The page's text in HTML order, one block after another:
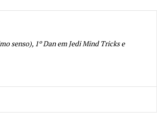
senso), 1º Dan em Jedi Mind Tricks e